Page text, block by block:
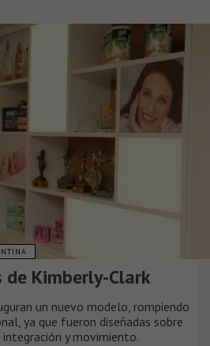
de Kimberly-Clark
un nuevo modelo, rompiendo
ya que fueron diseñadas sobre
y movimiento.